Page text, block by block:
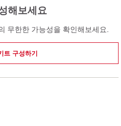
해보세요
무한한 가능성을 확인해보세요.
트 구성하기